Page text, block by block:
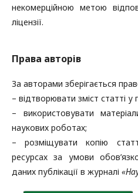
некомерційною метою
ліцензії.
Права авторів
За авторами зберігається
– відтворювати зміст статті у
– використовувати
наукових роботах;
– розміщувати копію
ресурсах за умови
даних публікації в журналі